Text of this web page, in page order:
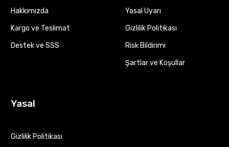
Hakkımızda
Kargo ve Teslimat
Destek ve SSS
Yasal Uyarı
Gizlilik Politikası
Risk Bildirimi
Şartlar ve Koşullar
Yasal
Gizlilik Politikası